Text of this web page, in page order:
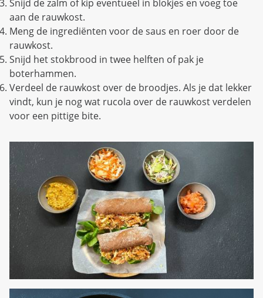
Snijd de zalm of kip eventueel in blokjes en voeg toe
aan de rauwkost.
Meng de ingrediënten voor de saus en roer door de
rauwkost.
Snijd het stokbrood in twee helften of pak je
boterhammen.
Verdeel de rauwkost over de broodjes. Als je dat lekker
vindt, kun je nog wat rucola over de rauwkost verdelen
voor een pittige bite.